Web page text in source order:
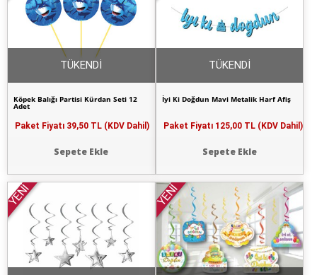
Köpek Balığı Partisi Kürdan Seti 12
Adet
Paket Fiyatı 39,50 TL (KDV Dahil)
Sepete Ekle
TÜKENDİ
İyi Ki Doğdun Mavi Metalik Harf Afiş
Paket Fiyatı 125,00 TL (KDV Dahil)
Sepete Ekle
TÜKENDİ
YENİ YENİ